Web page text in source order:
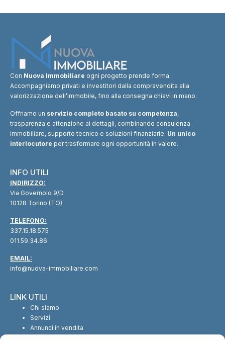
Con Nuova Immobiliare ogni progetto prende forma.
Accompagniamo privati e investitori dalla compravendita alla
valorizzazione dell’immobile, fino alla consegna chiavi in mano.
Offriamo un servizio completo basato su competenza,
trasparenza e attenzione ai dettagli, combinando consulenza
immobiliare, supporto tecnico e soluzioni finanziarie. Un unico
interlocutore per trasformare ogni opportunità in valore.
INFO UTILI
INDIRIZZO:
Via Governolo 9/D
10128 Torino (TO)
TELEFONO:
337.15.18.575
011.59.34.86
EMAIL:
info@nuova-immobiliare.com
LINK UTILI
Chi siamo
Servizi
Annunci in vendita